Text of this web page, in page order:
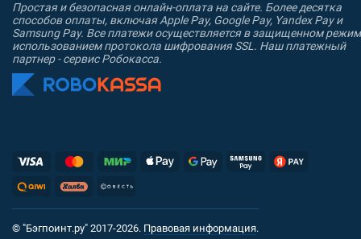
Простая и безопасная онлайн-оплата на сайте. Более десятка
способов оплаты, включая Apple Pay, Google Pay, Yandex Pay и
Samsung Pay. Все платежи осуществляется в защищенном
использованием протокола шифрования SSL. Наш платежный
партнер - сервис Робокасса.
© "Бэгпоинт.ру" 2017-2026. Правовая информация.